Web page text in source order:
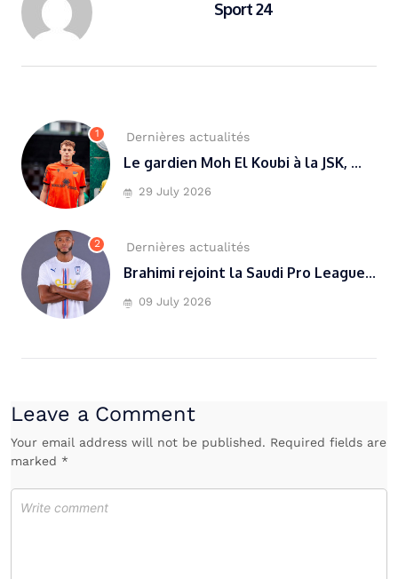
Sport 24
1 Dernières actualités
Le gardien Moh El Koubi à la JSK, ...
29 July 2026
2 Dernières actualités
Brahimi rejoint la Saudi Pro League...
09 July 2026
Leave a Comment
Your email address will not be published. Required fields are
marked *